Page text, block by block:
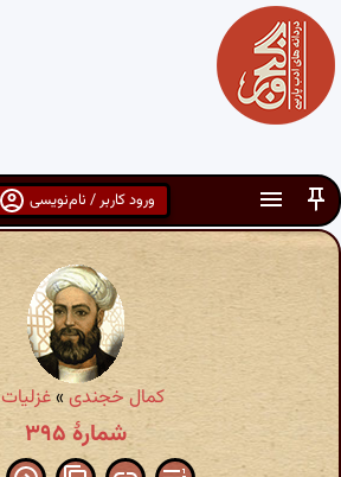
ورود کاربر / نام‌نویسی
کمال خجندی»غزلیات
شمارهٔ ۳۹۵